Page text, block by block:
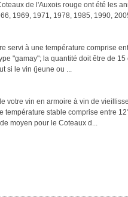
de l'Auxois rouge ont été les
1969, 1971, 1978, 1985, 1990,
servi à une température comprise
"gamay"; la quantité doit être de
si le vin (jeune ou ...
votre vin en armoire à vin de
température stable comprise entre
moyen pour le Coteaux d...